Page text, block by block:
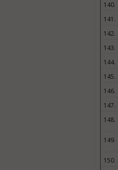
140.
141.
142.
143.
144.
145.
146.
147.
148.
149.
150.